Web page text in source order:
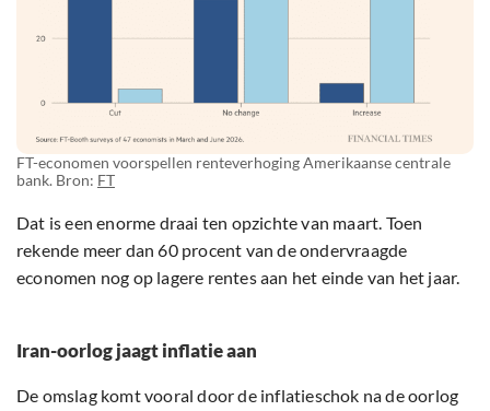
FT-economen voorspellen renteverhoging Amerikaanse centrale
bank. Bron: FT
Dat is een enorme draai ten opzichte van maart. Toen
rekende meer dan 60 procent van de ondervraagde
economen nog op lagere rentes aan het einde van het jaar.
Iran-oorlog jaagt inflatie aan
De omslag komt vooral door de inflatieschok na de oorlog